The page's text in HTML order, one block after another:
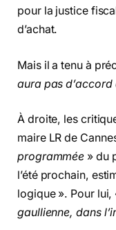
pour la justice
d’achat.
Mais il a tenu à
aura pas d’accord
À droite, les
maire LR de
programmée » du
l’été prochain,
logique ». Pour lui,
gaullienne, dans